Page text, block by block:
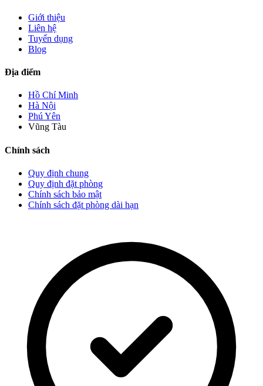
Giới thiệu
Liên hệ
Tuyển dụng
Blog
Địa điểm
Hồ Chí Minh
Hà Nội
Phú Yên
Vũng Tàu
Chính sách
Quy định chung
Quy định đặt phòng
Chính sách bảo mật
Chính sách đặt phòng dài hạn